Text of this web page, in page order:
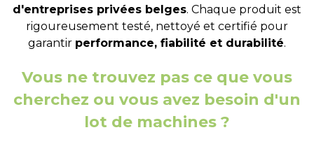
d'entreprises privées belges. Chaque produit est
rigoureusement testé, nettoyé et certifié pour
garantir performance, fiabilité et durabilité.
Vous ne trouvez pas ce que vous
cherchez ou vous avez besoin d'un
lot de machines ?